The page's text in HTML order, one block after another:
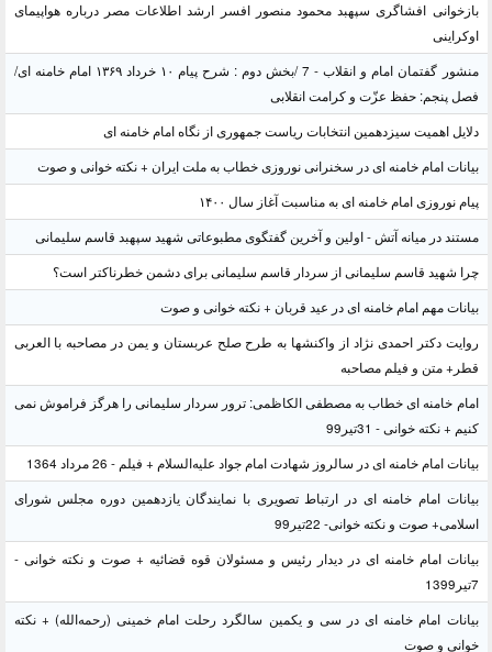
بازخوانی افشاگری سپهبد محمود منصور افسر ارشد اطلاعات مصر درباره هواپیمای
اوکراینی
منشور گفتمان امام و انقلاب - 7 /بخش دوم : شرح پیام ۱۰ خرداد ۱۳۶۹ امام خامنه ای/
فصل پنجم: حفظ عزّت و کرامت انقلابی
دلایل اهمیت سیزدهمین انتخابات ریاست جمهوری از نگاه امام خامنه ای
بیانات امام خامنه ای در سخنرانی نوروزی خطاب به ملت ایران + نکته خوانی و صوت
پیام نوروزی امام خامنه ای به مناسبت آغاز سال ۱۴۰۰
مستند در میانه آتش - اولین و آخرین گفتگوی مطبوعاتی شهید سپهبد قاسم سلیمانی
چرا شهید قاسم سلیمانی از سردار قاسم سلیمانی برای دشمن خطرناکتر است؟
بیانات مهم امام خامنه ای در عید قربان + نکته خوانی و صوت
روایت دکتر احمدی نژاد از واکنشها به طرح صلح عربستان و یمن در مصاحبه با العربی
قطر+ متن و فیلم مصاحبه
امام خامنه ای خطاب به مصطفی الکاظمی: ترور سردار سلیمانی را هرگز فراموش نمی
کنیم + نکته خوانی - 31تیر99
بیانات امام خامنه ای در سالروز شهادت امام جواد علیه‌السلام + فیلم - 26 مرداد 1364
بیانات امام خامنه ای در ارتباط تصویری با نمایندگان یازدهمین دوره مجلس شورای
اسلامی+ صوت و نکته خوانی- 22تیر99
بیانات امام خامنه ای در دیدار رئیس و مسئولان قوه قضائیه + صوت و نکته خوانی -
7تیر1399
بیانات امام خامنه ای در سی و یکمین سالگرد رحلت امام خمینی (رحمه‌الله) + نکته
خوانی و صوت